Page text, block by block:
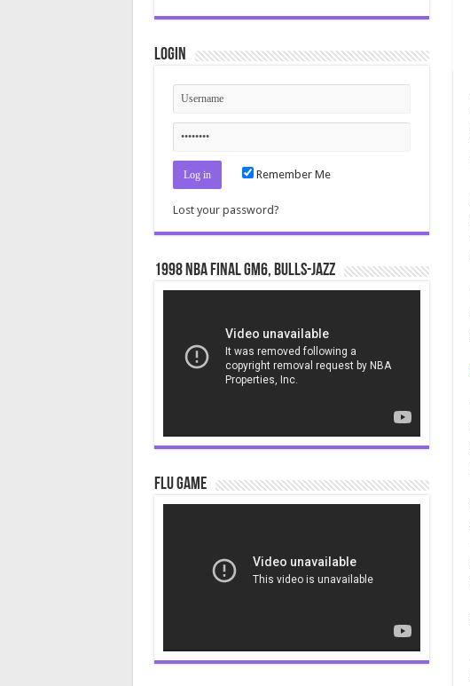
Login
Remember Me
Lost your password?
1998 NBA Final gm6, Bulls-Jazz
Flu Game